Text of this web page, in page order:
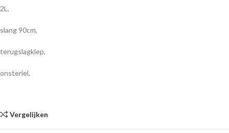
2L,
slang 90cm,
terugslagklep,
onsteriel,
Vergelijken